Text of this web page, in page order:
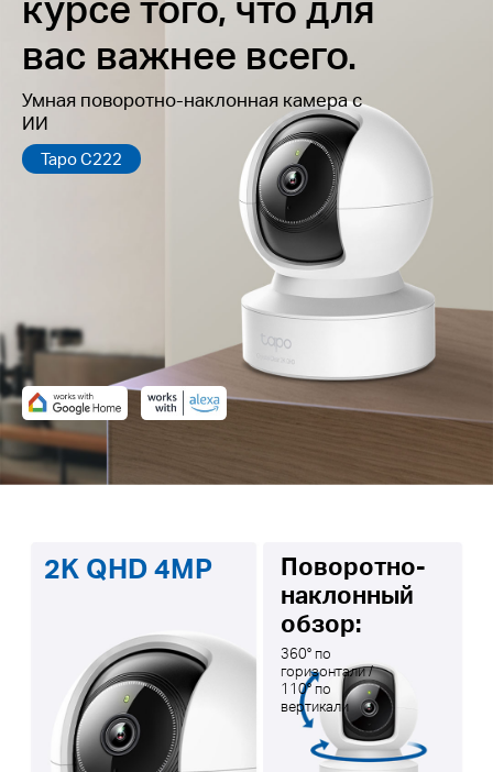
вас важнее всего.
Умная поворотно-наклонная камера с
ИИ
Tapo C222
2K QHD 4MP
Поворотно-
наклонный
обзор:
360° по
горизонтали /
110° по
вертикали